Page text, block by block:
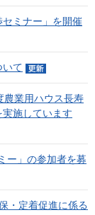
セミナー」を開催
いて
農業用ハウス長寿
施しています
ー」の参加者を募
・定着促進に係る